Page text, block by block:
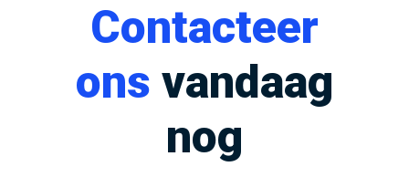
Contacteer
ons vandaag
nog